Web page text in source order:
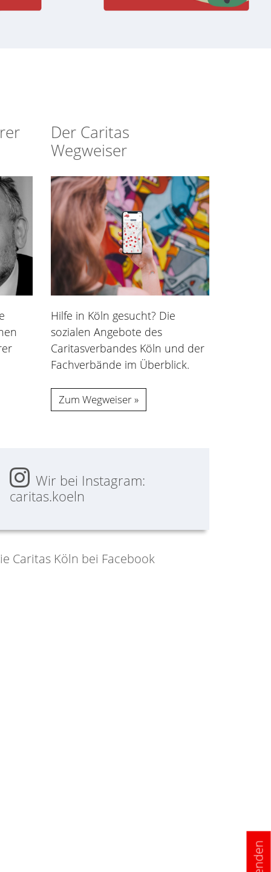
Der Caritas
Wegweiser
Hilfe in Köln gesucht? Die
sozialen Angebote des
Caritasverbandes Köln und der
Fachverbände im Überblick.
Zum Wegweiser
Wir bei Instagram:
caritas.koeln
Caritas Köln bei Facebook